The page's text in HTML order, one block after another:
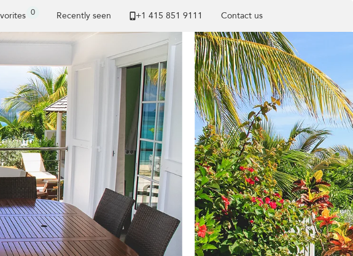
0 Recently seen +1 ​415 851 9111 Contact us